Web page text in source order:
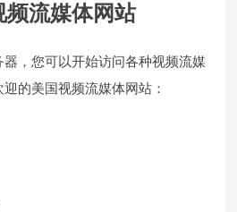
频流媒体网站
，您可以开始访问各种视频流媒
的美国视频流媒体网站：